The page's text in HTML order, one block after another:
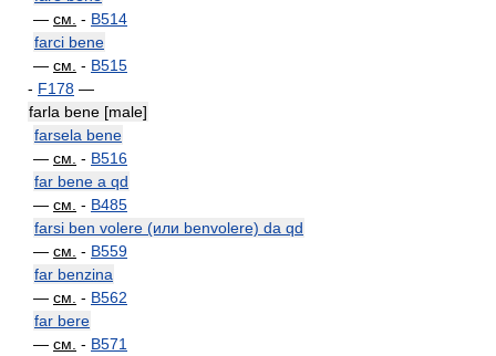
— см. - B514
farci bene
— см. - B515
- F178 —
farla bene [male]
farsela bene
— см. - B516
far bene a qd
— см. - B485
farsi ben volere (или benvolere) da qd
— см. - B559
far benzina
— см. - B562
far bere
— см. - B571